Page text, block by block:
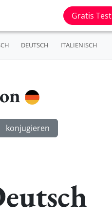
Gratis Test
DEUTSCH ITALIENISCH